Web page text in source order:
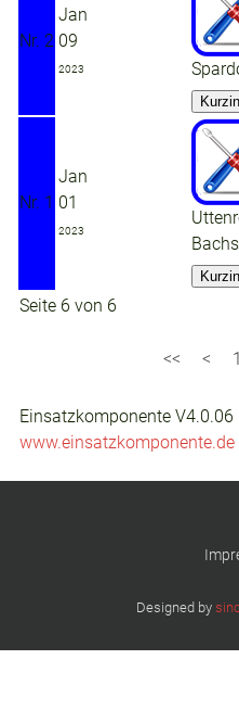
Nr. 2
Jan
09
2023
Nr. 1
Jan
01
2023
Seite 6 von 6
1
Einsatzkomponente
www.einsatzkomponente.de
Designed by